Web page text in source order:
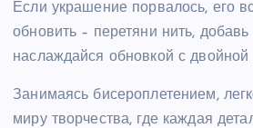
Если украшение порвалось, его
обновить – перетяни нить,
наслаждайся обновкой с двойной
Занимаясь бисероплетением,
миру творчества, где каждая